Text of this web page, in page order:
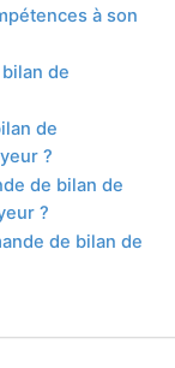
à son
de
de
?
de bilan de
?
de bilan de